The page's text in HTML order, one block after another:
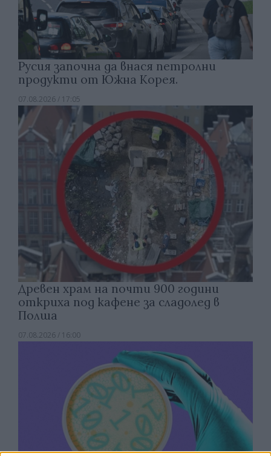
Русия започна да внася петролни
продукти от Южна Корея.
07.08.2026 / 17:05
Древен храм на почти 900 години
откриха под кафене за сладолед в
Полша
07.08.2026 / 16:00